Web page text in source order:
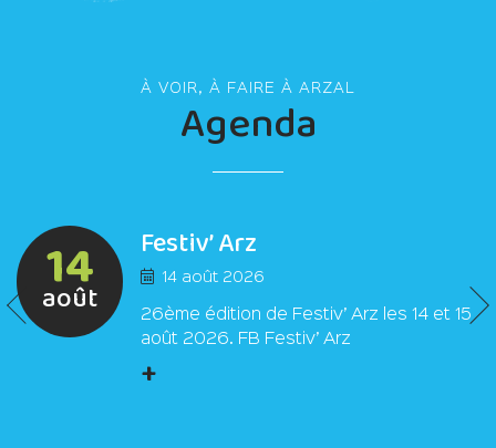
À VOIR, À FAIRE À ARZAL
Agenda
14
août
Festiv’ Arz
14 août 2026
26ème édition de Festiv’ Arz les 14 et 15
août 2026. FB Festiv’ Arz
+